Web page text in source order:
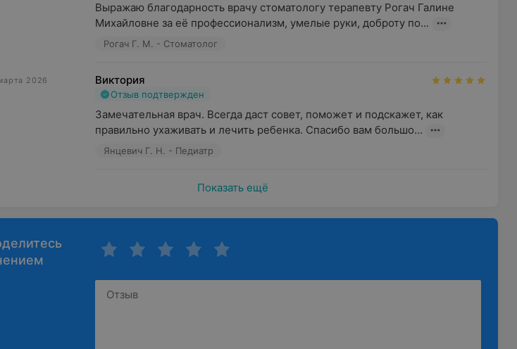
Выражаю благодарность врачу стоматологу терапевту Рогач Галине
Михайловне за её профессионализм, умелые руки, доброту по...
Рогач Г. М. - Стоматолог
2026 Виктория
Отзыв подтвержден
Замечательная врач. Всегда даст совет, поможет и подскажет, как
правильно ухаживать и лечить ребенка. Спасибо вам большо...
Янцевич Г. Н. - Педиатр
Показать ещё